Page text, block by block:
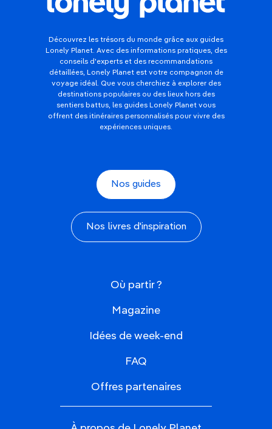
Découvrez les trésors du monde grâce aux guides
Lonely Planet. Avec des informations pratiques, des
conseils d'experts et des recommandations
détaillées, Lonely Planet est votre compagnon de
voyage idéal. Que vous cherchiez à explorer des
destinations populaires ou des lieux hors des
sentiers battus, les guides Lonely Planet vous
offrent des itinéraires personnalisés pour vivre des
expériences uniques.
Nos guides
Nos livres d'inspiration
Où partir ?
Magazine
Idées de week-end
FAQ
Offres partenaires